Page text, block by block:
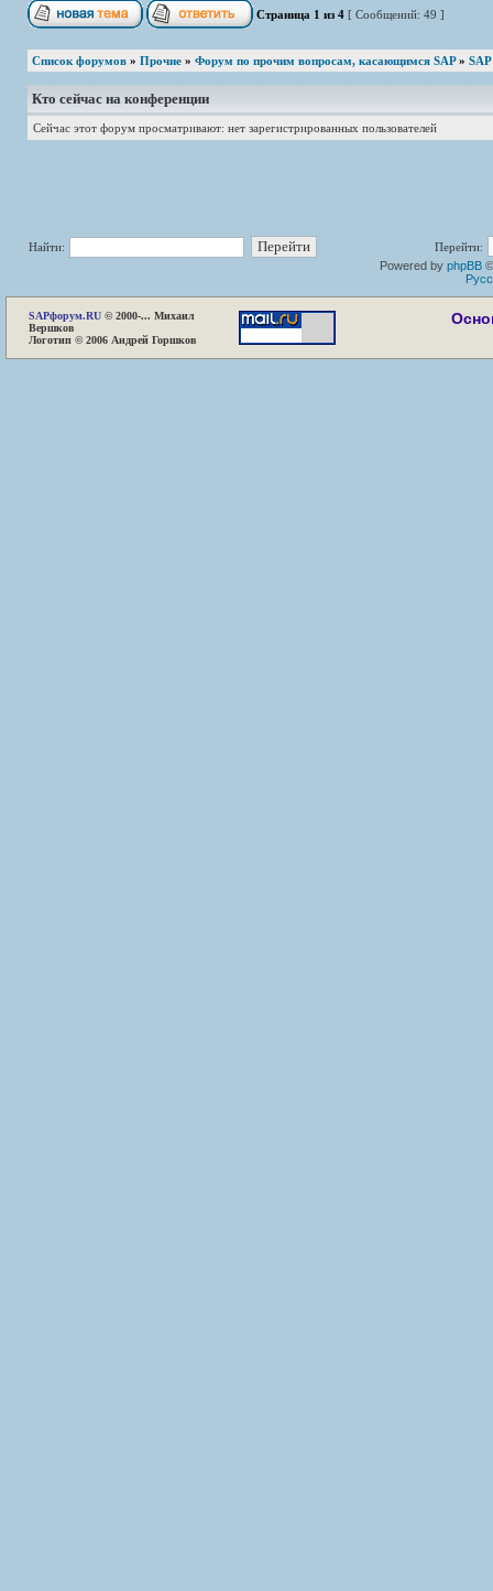
Страница 1 из 4 [ Сообщений: 49 ]
Список форумов » Прочие » Форум по прочим вопросам, касающимся SAP»
Кто сейчас на конференции
Сейчас этот форум просматривают: нет зарегистрированных пользователей
Найти:
Перейти:
Powered by phpBB
SAPфорум.RU © 2000-... Михаил
Вершков
Логотип © 2006 Андрей Горшков